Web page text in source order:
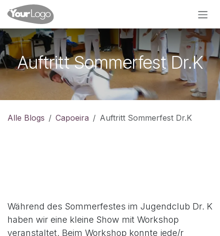
Zum Inhalt springen
Auftritt Sommerfest Dr.K
Alle Blogs Capoeira Auftritt Sommerfest Dr.K
Während des Sommerfestes im Jugendclub Dr. K
haben wir eine kleine Show mit Workshop
veranstaltet. Beim Workshop konnte jede/r